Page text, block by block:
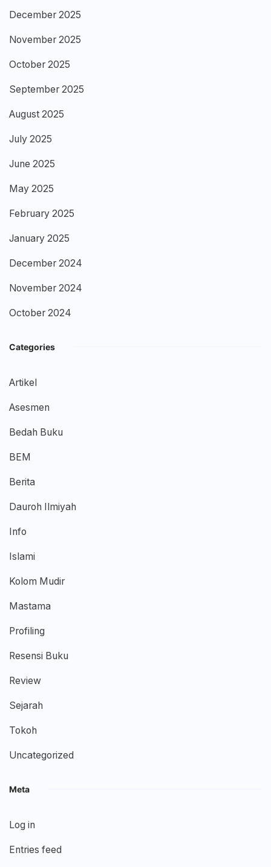
December 2025
November 2025
October 2025
September 2025
August 2025
July 2025
June 2025
May 2025
February 2025
January 2025
December 2024
November 2024
October 2024
Categories
Artikel
Asesmen
Bedah Buku
BEM
Berita
Dauroh Ilmiyah
Info
Islami
Kolom Mudir
Mastama
Profiling
Resensi Buku
Review
Sejarah
Tokoh
Uncategorized
Meta
Log in
Entries feed